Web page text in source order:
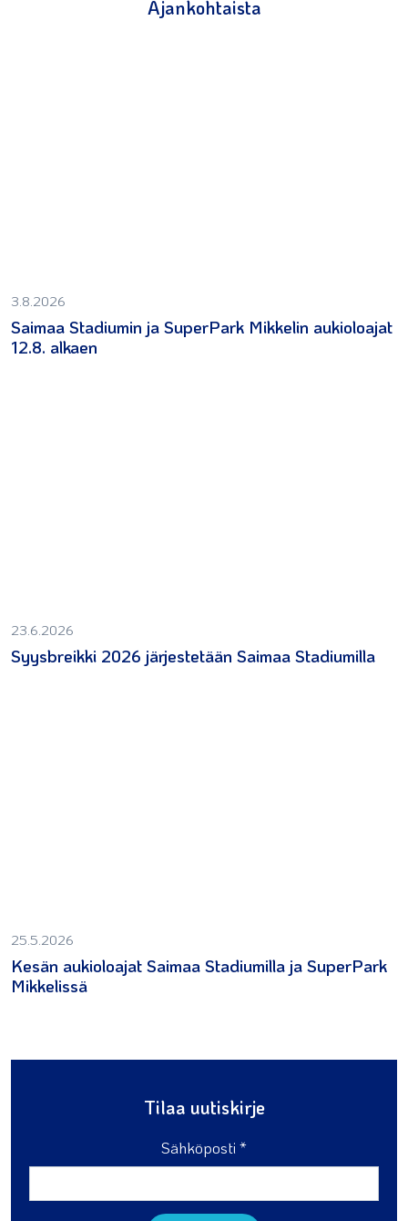
Ajankohtaista
3.8.2026
Saimaa Stadiumin ja SuperPark Mikkelin aukioloajat
12.8. alkaen
23.6.2026
Syysbreikki 2026 järjestetään Saimaa Stadiumilla
25.5.2026
Kesän aukioloajat Saimaa Stadiumilla ja SuperPark
Mikkelissä
Tilaa uutiskirje
Sähköposti *